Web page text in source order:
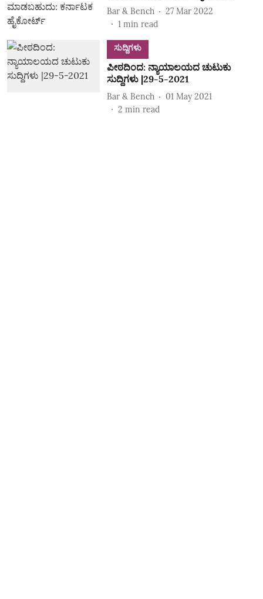
Bar & Bench
27 Mar 2022
1 min read
ಸುದ್ದಿಗಳು
ಪೀಠದಿಂದ: ನ್ಯಾಯಾಲಯದ ಚುಟುಕು
ಸುದ್ದಿಗಳು |29-5-2021
Bar & Bench
01 May 2021
2 min read